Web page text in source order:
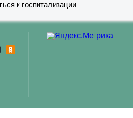
к госпитализации